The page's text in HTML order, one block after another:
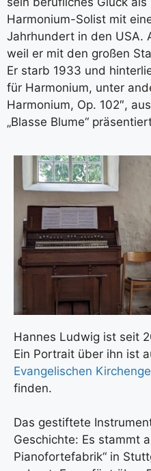
Harmonium-Solist mit
Jahrhundert in den USA.
weil er mit den großen
Er starb 1933 und
für Harmonium, unter
Harmonium, Op. 102″,
„Blasse Blume“
Hannes Ludwig ist seit
Ein Portrait über ihn ist
Evangelischen
finden.
Das gestiftete
Geschichte: Es stammt
Pianofortefabrik“ in